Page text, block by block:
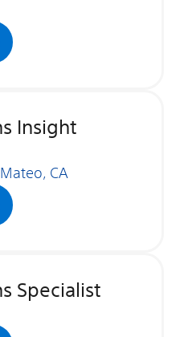
Insight
CA
Specialist